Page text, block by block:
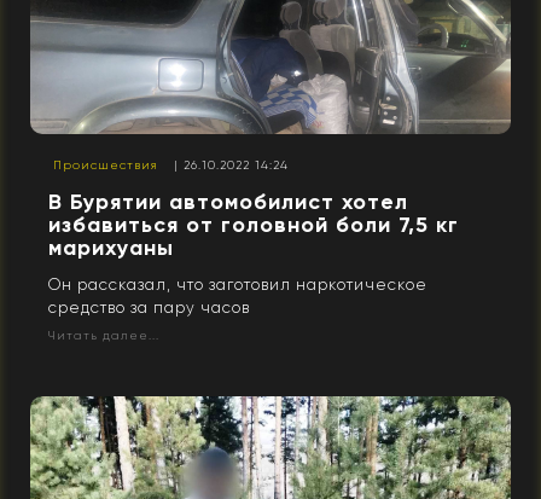
Происшествия | 26.10.2022 14:24
В Бурятии автомобилист хотел
избавиться от головной боли 7,5 кг
марихуаны
Он рассказал, что заготовил наркотическое
средство за пару часов
Читать далее...